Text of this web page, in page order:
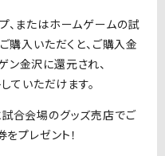
、またはホームゲームの試
購入いただくと、ご購入金
金沢に還元され、
ていただけます。
合会場のグッズ売店でご
プレゼント！